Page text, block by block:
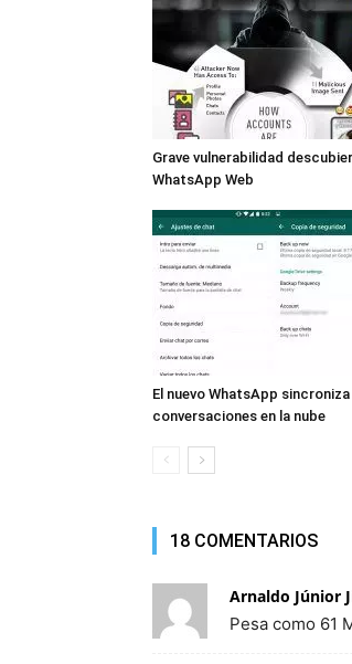
Grave vulnerabilidad
WhatsApp Web
El nuevo WhatsApp
conversaciones en la nube
18 COMENTARIOS
Arnaldo Júnior
Pesa como 61